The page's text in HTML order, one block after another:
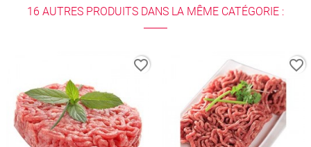
16 AUTRES PRODUITS DANS LA MÊME CATÉGORIE :
favorite_border favorite_border